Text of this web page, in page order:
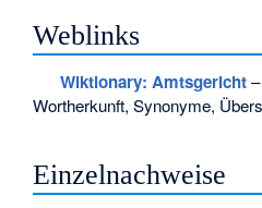
Weblinks
Wiktionary: Amtsgericht–
Wortherkunft, Synonyme,
Einzelnachweise